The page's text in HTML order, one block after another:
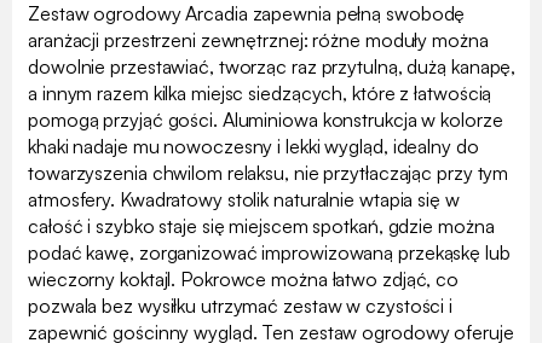
Zestaw ogrodowy Arcadia zapewnia pełną swobodę
aranżacji przestrzeni zewnętrznej: różne moduły można
dowolnie przestawiać, tworząc raz przytulną, dużą kanapę,
a innym razem kilka miejsc siedzących, które z łatwością
pomogą przyjąć gości. Aluminiowa konstrukcja w kolorze
khaki nadaje mu nowoczesny i lekki wygląd, idealny do
towarzyszenia chwilom relaksu, nie przytłaczając przy tym
atmosfery. Kwadratowy stolik naturalnie wtapia się w
całość i szybko staje się miejscem spotkań, gdzie można
podać kawę, zorganizować improwizowaną przekąskę lub
wieczorny koktajl. Pokrowce można łatwo zdjąć, co
pozwala bez wysiłku utrzymać zestaw w czystości i
zapewnić gościnny wygląd. Ten zestaw ogrodowy oferuje